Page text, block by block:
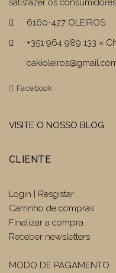
satisfazer os
6160-427 OLEIROS
+351 964 989 133 «
Facebook
VISITE O NOSSO BLOG
CLIENTE
Login | Resgistar
Carrinho de compras
Finalizar a compra
Receber newsletters
MODO DE PAGAMENTO